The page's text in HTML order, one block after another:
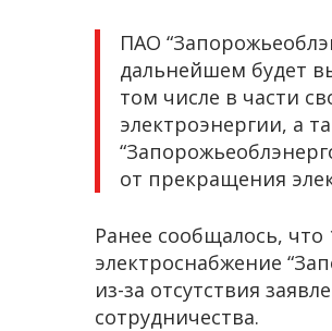
ПАО
дальнейшем будет
том числе в части
электроэнергии, а
от прекращения
Ранее сообщалось, что
электроснабжение
из-за отсутствия
сотрудничества.